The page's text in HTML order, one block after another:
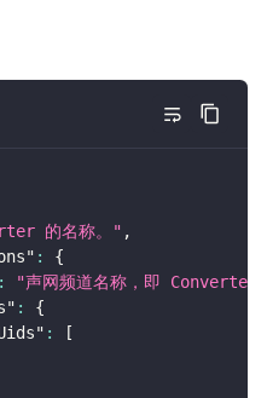
的名称。" ,
:
{
:
"声网频道名称，即 Converter
:
{
:
[